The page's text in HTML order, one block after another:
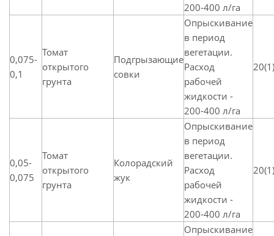
200-400 л/га
0,075-
0,1
Томат
открытого
грунта
Подгрызающие
совки
Опрыскивание
в период
вегетации.
Расход
рабочей
жидкости -
200-400 л/га
20(1)
0,05-
0,075
Томат
открытого
грунта
Колорадский
жук
Опрыскивание
в период
вегетации.
Расход
рабочей
жидкости -
200-400 л/га
20(1)
Опрыскивание